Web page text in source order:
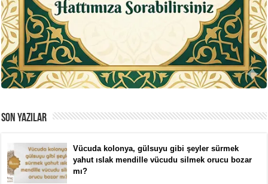
SON YAZILAR
Vücuda kolonya, gülsuyu gibi şeyler sürmek
yahut ıslak mendille vücudu silmek orucu bozar
mı?